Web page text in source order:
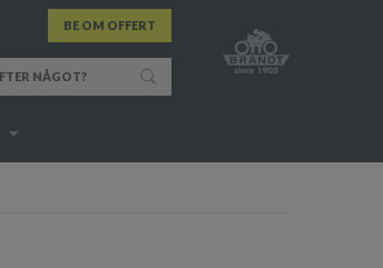
BE OM OFFERT